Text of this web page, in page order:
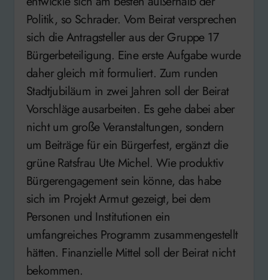
Politik, so Schrader. Vom Beirat versprechen
sich die Antragsteller aus der Gruppe 17
Bürgerbeteiligung. Eine erste Aufgabe wurde
daher gleich mit formuliert. Zum runden
Stadtjubiläum in zwei Jahren soll der Beirat
Vorschläge ausarbeiten. Es gehe dabei aber
nicht um große Veranstaltungen, sondern
um Beiträge für ein Bürgerfest, ergänzt die
grüne Ratsfrau Ute Michel. Wie produktiv
Bürgerengagement sein könne, das habe
sich im Projekt Armut gezeigt, bei dem
Personen und Institutionen ein
umfangreiches Programm zusammengestellt
hätten. Finanzielle Mittel soll der Beirat nicht
bekommen.